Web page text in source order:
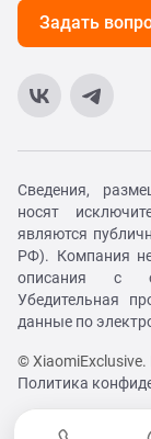
Задать
Сведения,
носят
являются
РФ). Компания не
описания с
Убедительная
данные по
©
Политика